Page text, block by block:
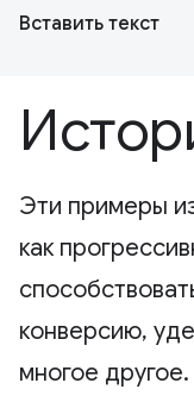
Вставить текст
Эти примеры
как
конверсию,
многое другое.